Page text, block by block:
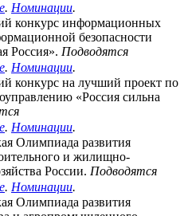
. Номинации.
конкурс информационных
безопасности
Россия». Подводятся
. Номинации.
конкурс на лучший проект по
«Россия сильна
. Номинации.
Олимпиада развития
и жилищно-
России. Подводятся
. Номинации.
Олимпиада развития